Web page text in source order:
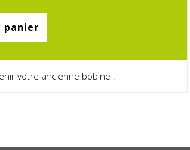
panier
votre ancienne bobine .